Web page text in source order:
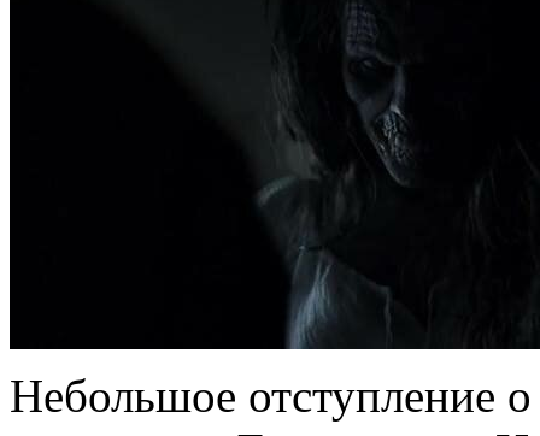
Небольшое отступление